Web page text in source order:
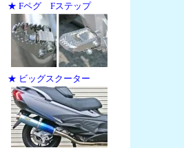
★ Fペグ Fステップ
★ ビッグスクーター